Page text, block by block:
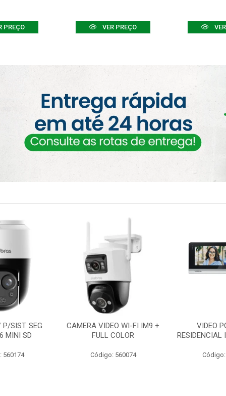
PREÇO VER PREÇO
SIST. SEG
MINI SD
560174
CAMERA VIDEO WI-FI IM9 +
FULL COLOR
Código: 560074
VIDEO